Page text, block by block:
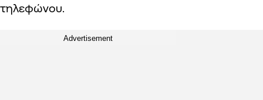
τηλεφώνου.
Advertisement